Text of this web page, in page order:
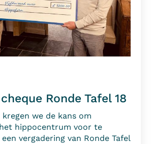
Ronde Tafel 18
we de kans om
hippocentrum voor te
vergadering van Ronde Tafel